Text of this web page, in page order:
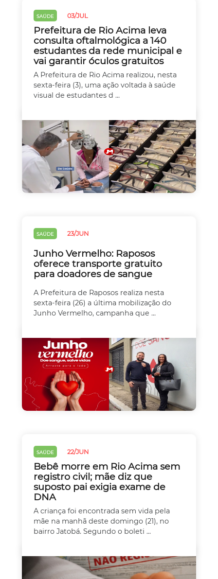
SAÚDE 03/JUL
Prefeitura de Rio Acima leva
consulta oftalmológica a 140
estudantes da rede municipal e
vai garantir óculos gratuitos
A Prefeitura de Rio Acima realizou, nesta
sexta-feira (3), uma ação voltada à saúde
visual de estudantes d ...
SAÚDE 23/JUN
Junho Vermelho: Raposos
oferece transporte gratuito
para doadores de sangue
A Prefeitura de Raposos realiza nesta
sexta-feira (26) a última mobilização do
Junho Vermelho, campanha que ...
SAÚDE 22/JUN
Bebê morre em Rio Acima sem
registro civil; mãe diz que
suposto pai exigia exame de
DNA
A criança foi encontrada sem vida pela
mãe na manhã deste domingo (21), no
bairro Jatobá. Segundo o boleti ...